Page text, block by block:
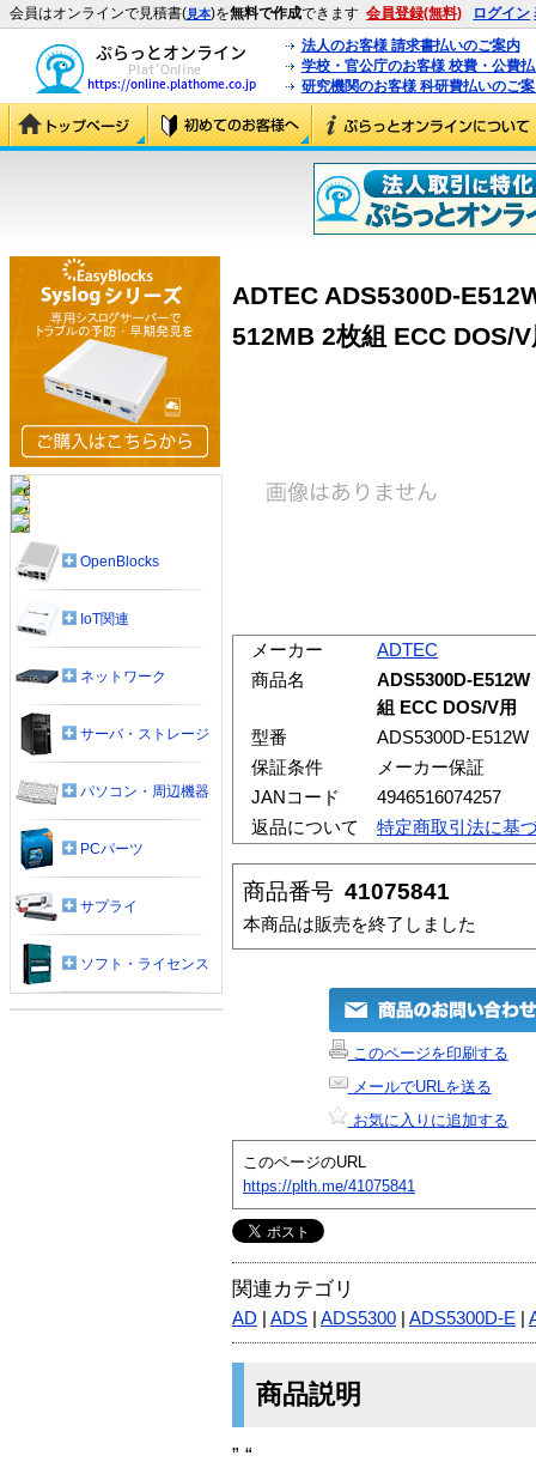
会員はオンラインで見積書(見本)を無料で作成できます 会員登録(無料) ログイン
法人のお客様 請求書払いのご案内
学校・官公庁のお客様 校費・公費
研究機関のお客様 科研費払いのご
ADTEC ADS5300D-
512MB 2枚組 ECC DOS/
メーカー
ADTEC
商品名
ADS5300D-
組 ECC DOS/V用
型番
ADS5300D-E512W
保証条件
メーカー保証
JANコード
4946516074257
返品について
特定商取引法に基
商品番号 41075841
本商品は販売を終了しました
このページを印刷する
メールでURLを送る
お気に入りに追加する
このページのURL
https://plth.me/41075841
関連カテゴリ
AD ADS ADS5300 ADS5300D-E
商品説明
” “
OpenBlocks
IoT関連
ネットワーク
サーバ・ストレージ
パソコン・周辺機器
PCパーツ
サプライ
ソフト・ライセンス